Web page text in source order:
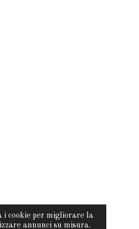
i cookie per migliorare la
annunci su misura.